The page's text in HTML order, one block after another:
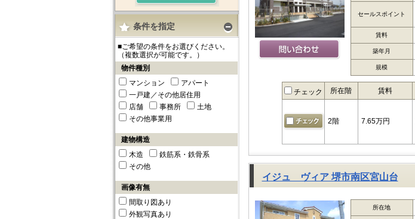
条件を指定
■ご希望の条件をお選びください。
（複数選択が可能です。）
物件種別
マンション
アパート
一戸建／その他居住用
店舗
事務所
土地
その他事業用
建物構造
木造
鉄筋系・鉄骨系
その他
画像有無
間取り図あり
外観写真あり
セールスポイント
賃料
築年月
規模
チェック 所在階 賃料
2階 7.65万円
イジュ ヴィア 堺市南区宮山台
所在地